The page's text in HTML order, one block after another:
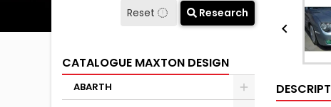
Reset Research
CATALOGUE MAXTON DESIGN
ABARTH
